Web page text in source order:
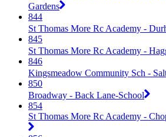
Gardens
844
St Thomas More Rc Academy -
845
St Thomas More Rc Academy -
846
Kingsmeadow Community Sch -
850
Broadway - Back Lane-School
854
St Thomas More Rc Academy -